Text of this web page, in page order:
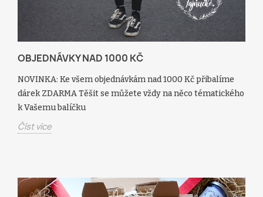
OBJEDNÁVKY NAD 1000 KČ
NOVINKA: Ke všem objednávkám nad 1000 Kč přibalíme
dárek ZDARMA Těšit se můžete vždy na něco tématického
k Vašemu balíčku
Číst více